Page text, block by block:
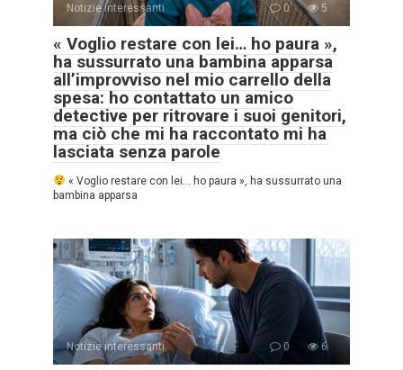
Notizie interessanti 0 5
« Voglio restare con lei… ho paura »,
ha sussurrato una bambina apparsa
all’improvviso nel mio carrello della
spesa: ho contattato un amico
detective per ritrovare i suoi genitori,
ma ciò che mi ha raccontato mi ha
lasciata senza parole
« Voglio restare con lei… ho paura », ha sussurrato una
bambina apparsa
Notizie interessanti 0 6